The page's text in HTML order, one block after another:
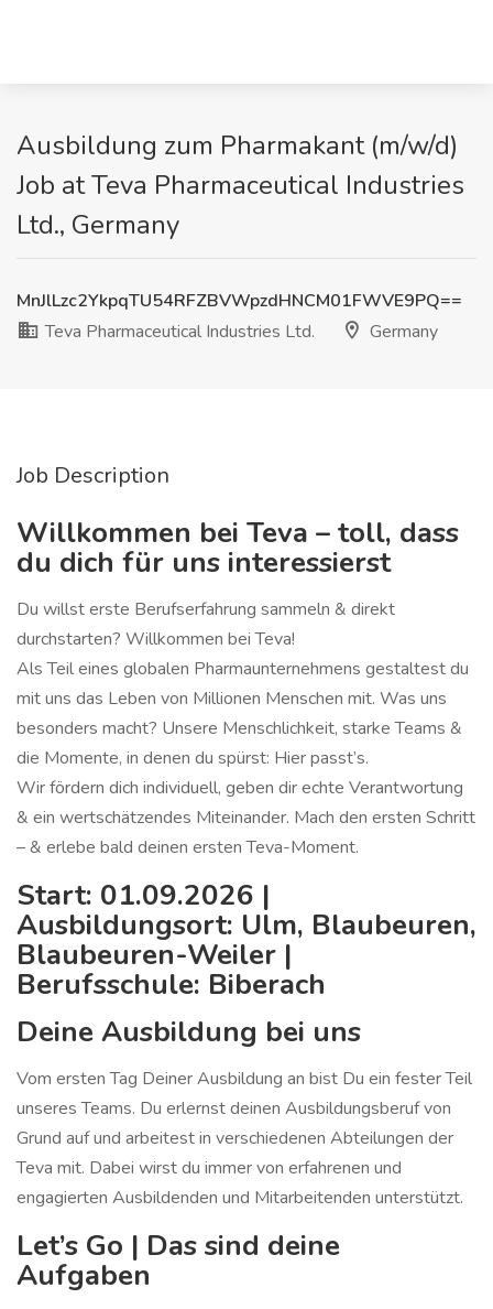
Ausbildung zum Pharmakant (m/w/d)
Job at Teva Pharmaceutical Industries
Ltd., Germany
MnJlLzc2YkpqTU54RFZBVWpzdHNCM01FWVE9PQ==
Teva Pharmaceutical Industries Ltd.
Germany
Job Description
Willkommen bei Teva – toll, dass
du dich für uns interessierst
Du willst erste Berufserfahrung sammeln & direkt
durchstarten? Willkommen bei Teva!
Als Teil eines globalen Pharmaunternehmens gestaltest du
mit uns das Leben von Millionen Menschen mit. Was uns
besonders macht? Unsere Menschlichkeit, starke Teams &
die Momente, in denen du spürst: Hier passt’s.
Wir fördern dich individuell, geben dir echte Verantwortung
& ein wertschätzendes Miteinander. Mach den ersten Schritt
– & erlebe bald deinen ersten Teva-Moment.
Start: 01.09.2026 |
Ausbildungsort: Ulm, Blaubeuren,
Blaubeuren-Weiler |
Berufsschule: Biberach
Deine Ausbildung bei uns
Vom ersten Tag Deiner Ausbildung an bist Du ein fester Teil
unseres Teams. Du erlernst deinen Ausbildungsberuf von
Grund auf und arbeitest in verschiedenen Abteilungen der
Teva mit. Dabei wirst du immer von erfahrenen und
engagierten Ausbildenden und Mitarbeitenden unterstützt.
Let’s Go | Das sind deine
Aufgaben